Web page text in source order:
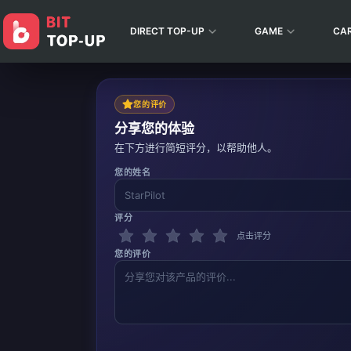
DIRECT TOP-UP GAME
您的评价
分享您的体验
在下方进行简短评分，以帮助他人。
您的姓名
评分
点击评分
您的评价